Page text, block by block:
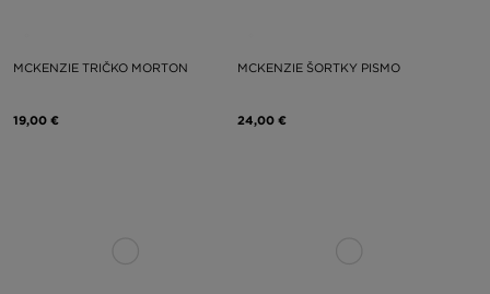
MCKENZIE TRIČKO MORTON
19,00 €
MCKENZIE ŠORTKY PISMO
24,00 €